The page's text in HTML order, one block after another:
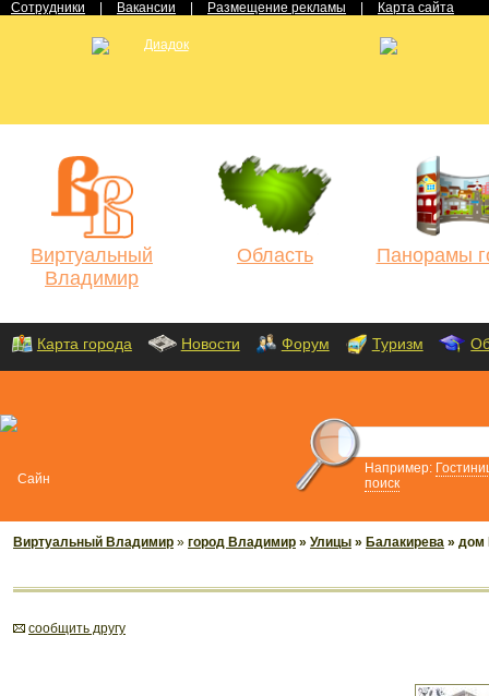
Сотрудники Вакансии Размещение рекламы Карта сайта
Виртуальный
Владимир
Область Панорамы
Карта города Новости Форум Туризм
Например:
поиск
Виртуальный Владимир » город Владимир » Улицы » Балакирева »
cообщить другу